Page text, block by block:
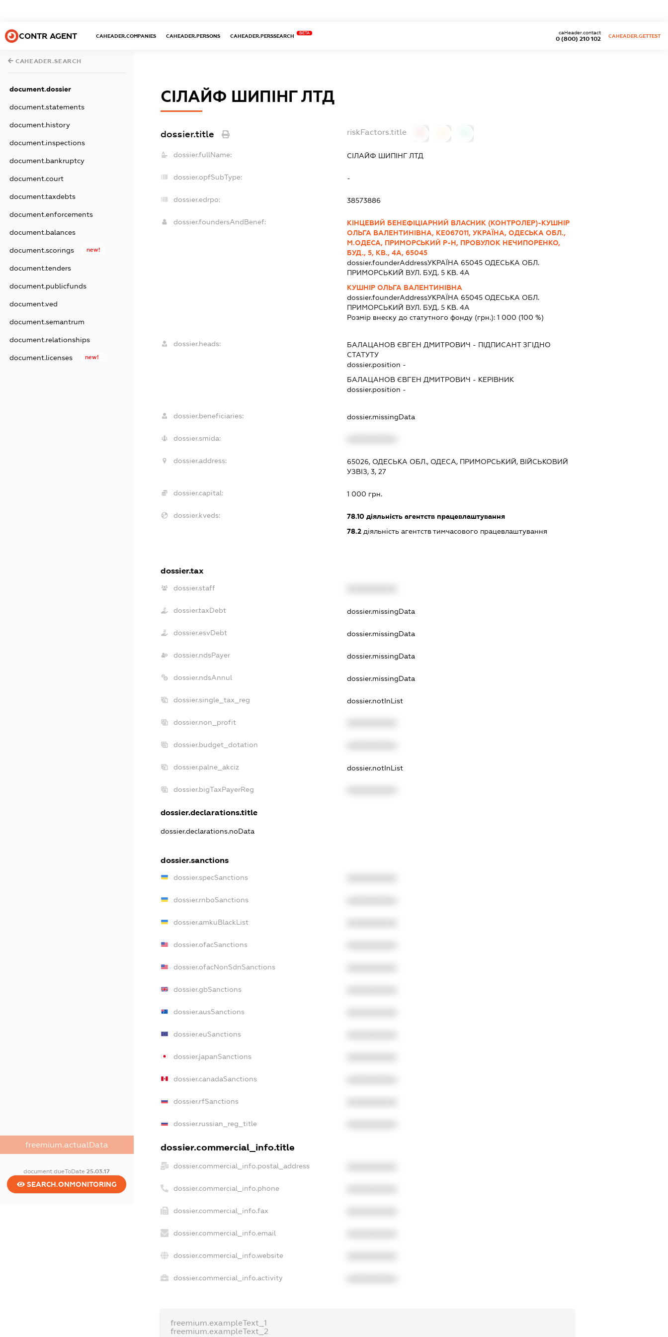
CONTR AGENT CAHEADER.COMPANIES CAHEADER.PERSONS CAHEADER.PERSSEARCH
BETA
0 (800) 210 102
caHeader.contact
CAHEADER.GETTEST
CAHEADER.SEARCH
document.dossier
document.statements
document.history
document.inspections
document.bankruptcy
document.court
document.taxdebts
document.enforcements
document.balances
document.scorings new!
document.tenders
document.publicfunds
document.ved
document.semantrum
document.relationships
document.licenses new!
freemium.actualData
document.dueToDate25.03.17
SEARCH.ONMONITORING
СІЛАЙФ ШИПІНГ ЛТД
dossier.title riskFactors.title
dossier.fullName: СІЛАЙФ ШИПІНГ ЛТД
dossier.opfSubType: -
dossier.edrpo: 38573886
dossier.foundersAndBenef:
КІНЦЕВИЙ БЕНЕФІЦІАРНИЙ ВЛАСНИК (КОНТРОЛЕР)-КУШНІР
ОЛЬГА ВАЛЕНТИНІВНА, КЕ067011, УКРАЇНА, ОДЕСЬКА ОБЛ.,
М.ОДЕСА, ПРИМОРСЬКИЙ Р-Н, ПРОВУЛОК НЕЧИПОРЕНКО,
БУД., 5, КВ., 4А, 65045
dossier.founderAddressУКРАЇНА 65045 ОДЕСЬКА ОБЛ.
ПРИМОРСЬКИЙ ВУЛ. БУД. 5 КВ. 4А
КУШНІР ОЛЬГА ВАЛЕНТИНІВНА
dossier.founderAddressУКРАЇНА 65045 ОДЕСЬКА ОБЛ.
ПРИМОРСЬКИЙ ВУЛ. БУД. 5 КВ. 4А
Розмір внеску до статутного фонду (грн.): 1 000 (100 %)
dossier.heads: БАЛАЦАНОВ ЄВГЕН ДМИТРОВИЧ - ПІДПИСАНТЗГІДНО
СТАТУТУ
dossier.position -
БАЛАЦАНОВ ЄВГЕН ДМИТРОВИЧ - КЕРІВНИК
dossier.position -
dossier.beneficiaries: dossier.missingData
dossier.smida:
dossier.address:
65026, ОДЕСЬКА ОБЛ., ОДЕСА, ПРИМОРСЬКИЙ, ВІЙСЬКОВИЙ
УЗВІЗ, 3, 27
dossier.capital: 1 000 грн.
dossier.kveds: 78.10діяльність агентств працевлаштування
78.2діяльність агентств тимчасового працевлаштування
dossier.tax
dossier.staff
dossier.taxDebt dossier.missingData
dossier.esvDebt dossier.missingData
dossier.ndsPayer dossier.missingData
dossier.ndsAnnul dossier.missingData
dossier.single_tax_reg dossier.notInList
dossier.non_profit
dossier.budget_dotation
dossier.palne_akciz dossier.notInList
dossier.bigTaxPayerReg
dossier.declarations.title
dossier.declarations.noData
dossier.sanctions
dossier.specSanctions
dossier.rnboSanctions
dossier.amkuBlackList
dossier.ofacSanctions
dossier.ofacNonSdnSanctions
dossier.gbSanctions
dossier.ausSanctions
dossier.euSanctions
dossier.japanSanctions
dossier.canadaSanctions
dossier.rfSanctions
dossier.russian_reg_title
dossier.commercial_info.title
dossier.commercial_info.postal_address
dossier.commercial_info.phone
dossier.commercial_info.fax
dossier.commercial_info.email
dossier.commercial_info.website
dossier.commercial_info.activity
freemium.exampleText_1
freemium.exampleText_2